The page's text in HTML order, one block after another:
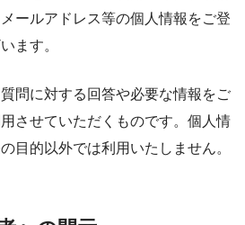
ールアドレス等の個人情報をご登
ます。
問に対する回答や必要な情報をご
させていただくものです。個人情
目的以外では利用いたしません。